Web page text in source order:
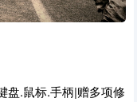
盘.鼠标.手柄|赠多项修